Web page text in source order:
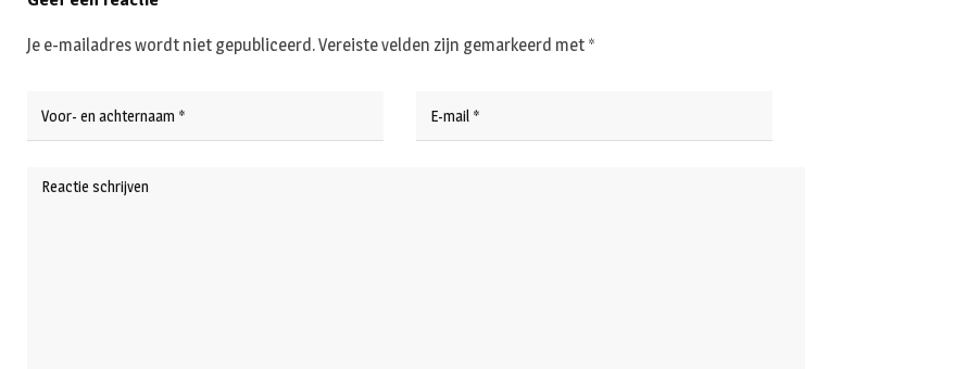
Je e-mailadres wordt niet gepubliceerd.Vereiste velden zijn gemarkeerd met *